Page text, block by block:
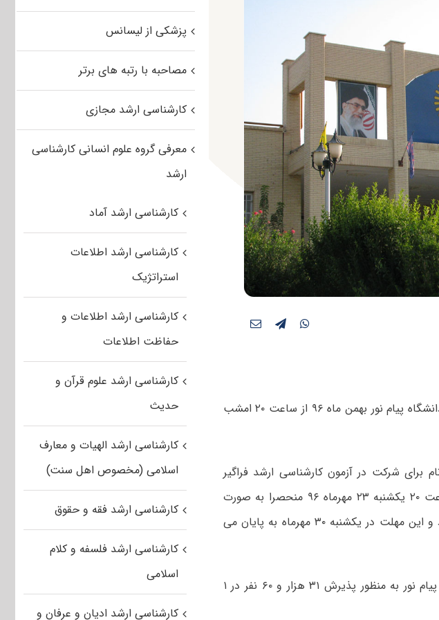
ثبت نام برای شرکت در آزمون کارشناسی ارشد فراگیر دانشگاه پیام نور بهمن ماه ۹۶ از ساعت ۲۰ امشب
برای شرکت در آزمون کارشناسی ارشد فراگیر
دانشگاه پیام نور (بهمن ماه ۹۶) نوبت هجدهم از ساعت ۲۰ یکشنبه ۲۳ مهرماه ۹۶ منحصرا به صورت
اینترنتی از طریق سایت سازمان سنجش آغاز می شود و این مهلت در یکشنبه ۳۰ مهرماه به پایان می
وی یادآور شد: آزمون کارشناسی ارشد فراگیر دانشگاه پیام نور به منظور پذیرش ۳۱ هزار و ۶۰ نفر در ۱
پزشکی از لیسانس
مصاحبه با رتبه های برتر
کارشناسی ارشد مجازی
معرفی گروه علوم انسانی کارشناسی
ارشد
کارشناسی ارشد آماد
کارشناسی ارشد اطلاعات
استراتژیک
کارشناسی ارشد اطلاعات و
حفاظت اطلاعات
کارشناسی ارشد علوم قرآن و
حدیث
کارشناسی ارشد الهیات و معارف
اسلامی (مخصوص اهل سنت)
کارشناسی ارشد فقه و حقوق
کارشناسی ارشد فلسفه و کلام
اسلامی
کارشناسی ارشد ادیان و عرفان و